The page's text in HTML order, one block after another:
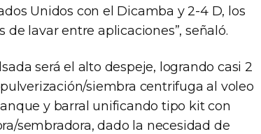
Unidos con el Dicamba y 2-4 D, los
lavar entre aplicaciones”, señaló.
será el alto despeje, logrando casi 2
siembra centrifuga al voleo
y barral unificando tipo kit con
sembradora, dado la necesidad de